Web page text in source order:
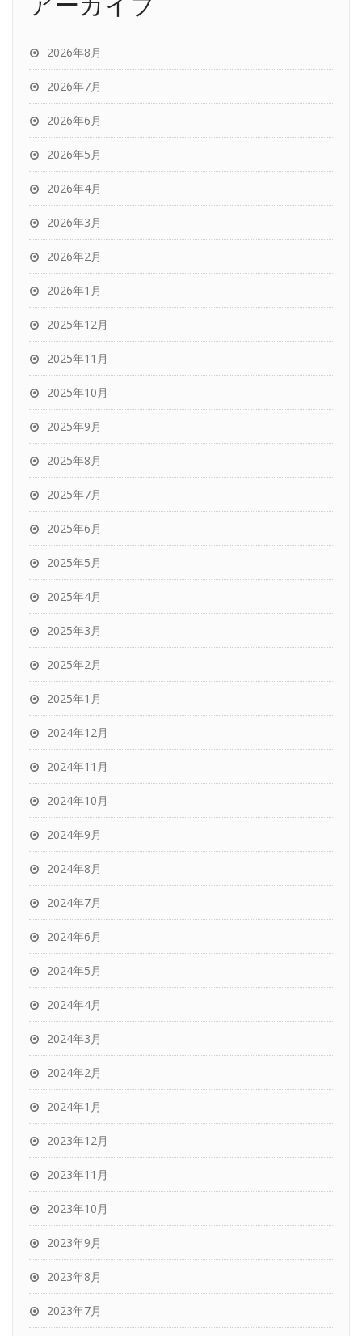
2026年8月
2026年7月
2026年6月
2026年5月
2026年4月
2026年3月
2026年2月
2026年1月
2025年12月
2025年11月
2025年10月
2025年9月
2025年8月
2025年7月
2025年6月
2025年5月
2025年4月
2025年3月
2025年2月
2025年1月
2024年12月
2024年11月
2024年10月
2024年9月
2024年8月
2024年7月
2024年6月
2024年5月
2024年4月
2024年3月
2024年2月
2024年1月
2023年12月
2023年11月
2023年10月
2023年9月
2023年8月
2023年7月